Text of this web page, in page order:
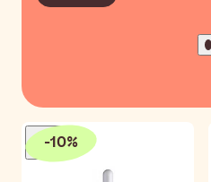
-10%